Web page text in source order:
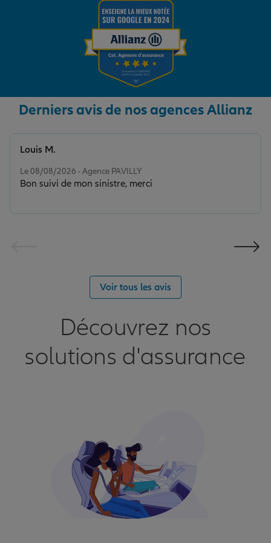
Derniers avis de nos agences Allianz
Le 08/08/2026 - Agence PAVILLY
Bon suivi de mon sinistre, merci
Louis M.
Voir tous les avis
Découvrez nos
solutions d'assurance